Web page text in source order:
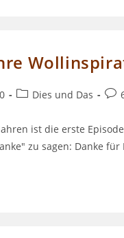
Beitrags-
Dies und Das
ist die erste
zu sagen: Danke für